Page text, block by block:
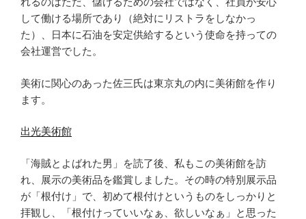
して働ける場所であり（絶対にリストラをしなかっ
た）、日本に石油を安定供給するという使命を持っての
会社運営でした。
美術に関心のあった佐三氏は東京丸の内に美術館を作り
ます。
出光美術館
「海賊とよばれた男」を読了後、私もこの美術館を訪
れ、展示の美術品を鑑賞しました。その時の特別展示品
が「根付け」で、初めて根付けというものをしっかりと
拝観し、「根付けっていいなぁ、欲しいなぁ」と思った